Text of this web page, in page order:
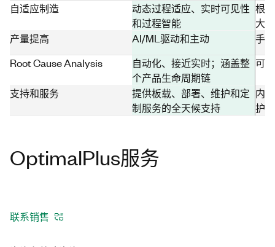
自适应制造
动态过程适应、实时可见性
和过程智能
根
大
产量提高
AI/ML驱动和主动
手
Root Cause Analysis
自动化、接近实时；涵盖整
个产品生命周期链
可
支持和服务
提供板载、部署、维护和定
制服务的全天候支持
内
护
OptimalPlus服务
联系销售